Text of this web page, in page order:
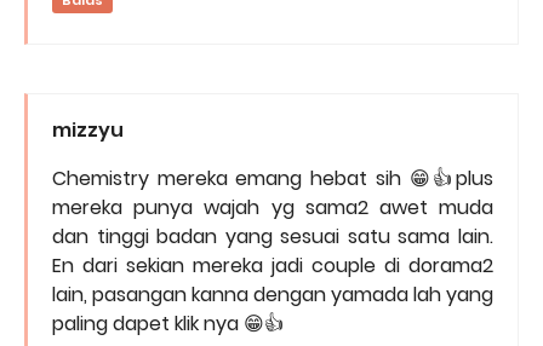
mizzyu
Chemistry mereka emang hebat sih 😁👍plus
mereka punya wajah yg sama2 awet muda
dan tinggi badan yang sesuai satu sama lain.
En dari sekian mereka jadi couple di dorama2
lain, pasangan kanna dengan yamada lah yang
paling dapet klik nya 😁👍